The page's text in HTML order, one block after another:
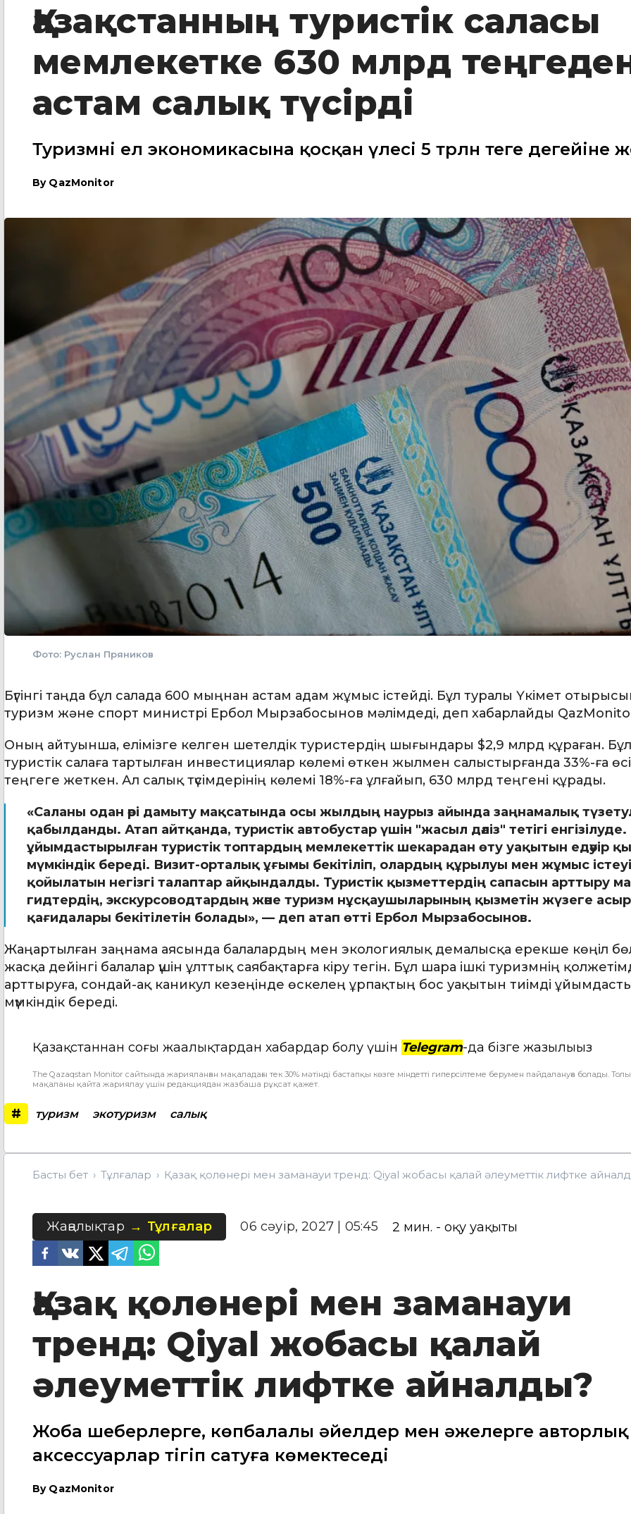
Қазақстанның туристік саласы
мемлекетке 630 млрд
астам салық түсірді
Туризмнің ел экономикасына қосқан үлесі 5 трлн теңге деңгейіне
By QazMonitor
Фото: Руслан Пряников
Бүгінгі таңда бұл салада 600 мыңнан астам адам жұмыс істейді. Бұл туралы Үкімет
туризм және спорт министрі Ербол Мырзабосынов мәлімдеді, деп хабарлайды
Оның айтуынша, елімізге келген шетелдік туристердің шығындары $2,9 млрд құраған.
туристік салаға тартылған инвестициялар көлемі өткен жылмен салыстырғанда 33%-ға
теңгеге жеткен. Ал салық түсімдерінің көлемі 18%-ға ұлғайып, 630 млрд теңгені құрады.
«Саланы одан әрі дамыту мақсатында осы жылдың наурыз айында заңнамалық
қабылданды. Атап айтқанда, туристік автобустар үшін "жасыл дәліз" тетігі енгізілуде.
ұйымдастырылған туристік топтардың мемлекеттік шекарадан өту уақытын едәуір
мүмкіндік береді. Визит-орталық ұғымы бекітіліп, олардың құрылуы мен жұмыс
қойылатын негізгі талаптар айқындалды. Туристік қызметтердің сапасын арттыру
гидтердің, экскурсоводтардың және туризм нұсқаушыларының қызметін жүзеге
қағидалары бекітілетін болады», — деп атап өтті Ербол Мырзабосынов.
Жаңартылған заңнама аясында балалардың мен экологиялық демалысқа ерекше көңіл
жасқа дейінгі балалар үшін ұлттық саябақтарға кіру тегін. Бұл шара ішкі туризмнің
арттыруға, сондай-ақ каникул кезеңінде өскелең ұрпақтың бос уақытын тиімді
мүмкіндік береді.
Қазақстаннан соңғы жаңалықтардан хабардар болу үшін Telegram-да бізге жазылыңыз
The Qazaqstan Monitor сайтында жарияланған мақаладағы тек 30% мәтінді бастапқы көзге міндетті гиперсілтеме берумен пайдалануға болады.
мақаланы қайта жариялау үшін редакциядан жазбаша рұқсат қажет.
# туризм экотуризм салық
Басты бет Тұлғалар Қазақ қолөнері мен заманауи тренд: Qiyal жобасы қалай әлеуметтік лифтке
Жаңалықтар Тұлғалар 06 сәуір, 2027 | 05:45 2 мин. - оқу уақыты
Қазақ қолөнері мен заманауи
тренд: Qiyal жобасы қалай
әлеуметтік лифтке айналды?
Жоба шеберлерге, көпбалалы әйелдер мен әжелерге авторлық
аксессуарлар тігіп сатуға көмектеседі
By QazMonitor